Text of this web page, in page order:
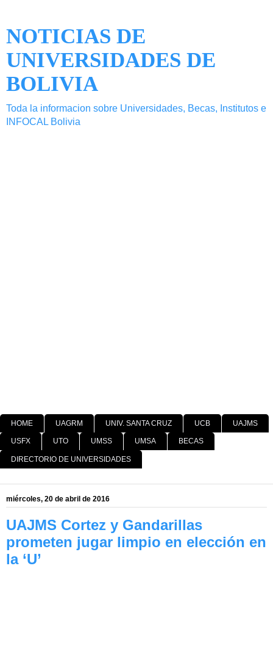
NOTICIAS DE
UNIVERSIDADES DE
BOLIVIA
Toda la informacion sobre Universidades, Becas, Institutos e
INFOCAL Bolivia
HOME UAGRM UNIV. SANTA CRUZ UCB UAJMS
USFX UTO UMSS UMSA BECAS
DIRECTORIO DE UNIVERSIDADES
miércoles, 20 de abril de 2016
UAJMS Cortez y Gandarillas
prometen jugar limpio en elección en
la ‘U’